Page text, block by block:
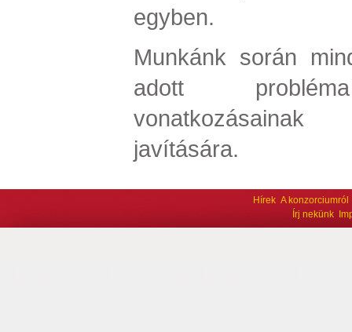
egyben.
Munkánk során
adott
javítására.
Hírek A konzorciumról
Írj nekünk